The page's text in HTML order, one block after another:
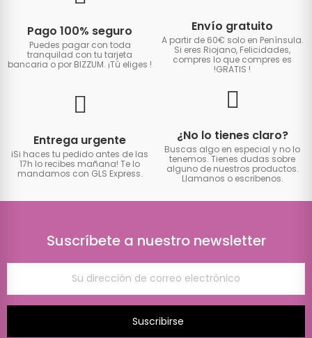
Pago 100% seguro
Puedes pagar con toda
tranquilad con tu tarjeta
bancaria o por BIZZUM. ¡Tú eliges !
Envío gratuito
A partir de 60€ solo en Península.
Si eres Riojano, Felicidades,
compres lo que compres es
!GRATIS !
Entrega urgente
iSi haces tu pedido antes de las
17h lo recibes mañana! Te lo
mandamos con GLS Express.
¿No lo tienes claro?
Buscas algo en especial y no lo
tenemos. Tienes dudas sobre
alguno de nuestros productos.
Llamanos o escribenos.
Suscríbete a nuestro newsletter
Suscribirse